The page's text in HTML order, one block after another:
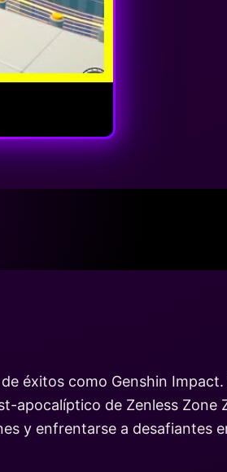
éxitos como Genshin Impact.
apocalíptico de Zenless Zone
y enfrentarse a desafiantes